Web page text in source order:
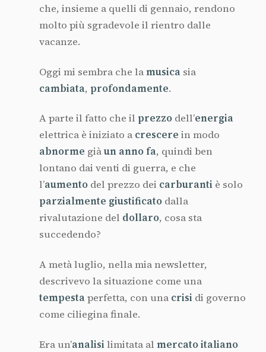
che, insieme a quelli di gennaio, rendono
molto più sgradevole il rientro dalle
vacanze.
Oggi mi sembra che lamusica sia
cambiata, profondamente.
A parte il fatto che il prezzo dell’energia
elettrica è iniziato a crescere in modo
abnorme giàun anno fa, quindi ben
lontano dai venti di guerra, e che
l’aumento del prezzo dei carburanti è solo
parzialmente giustificato dalla
rivalutazione del dollaro, cosa sta
succedendo?
A metà luglio, nella mia newsletter,
descrivevo la situazione come una
tempestaperfetta, con una crisi di governo
come ciliegina finale.
Era un’analisilimitata al mercato italiano